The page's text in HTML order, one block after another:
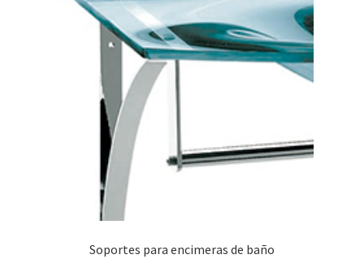
Soportes para encimeras de baño